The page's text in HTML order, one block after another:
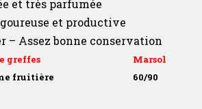
et très parfumée
et productive
– Assez bonne conservation
greffes
Marsol
fruitière
60/90